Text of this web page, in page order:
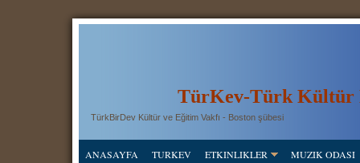
TürKev-Türk Kültür
TürkBirDev Kültür ve Eğitim Vakfı - Boston şübesi
ANASAYFA TURKEV ETKINLIKLER MUZIK ODASI